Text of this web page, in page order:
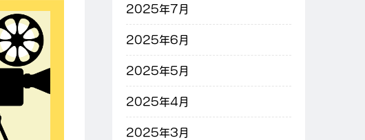
2025年7月
2025年6月
2025年5月
2025年4月
2025年3月